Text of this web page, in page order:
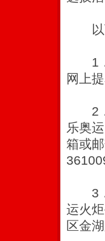
以下
1．
网上提
2．
乐奥
箱或
3．
运火
区金